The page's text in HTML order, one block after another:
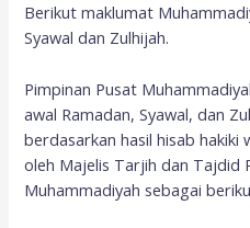
Berikut maklumat
Syawal dan Zulhijah.
Pimpinan Pusat
awal Ramadan, Syawal, dan
berdasarkan hasil hisab hakiki
oleh Majelis Tarjih dan Tajdid
Muhammadiyah sebagai